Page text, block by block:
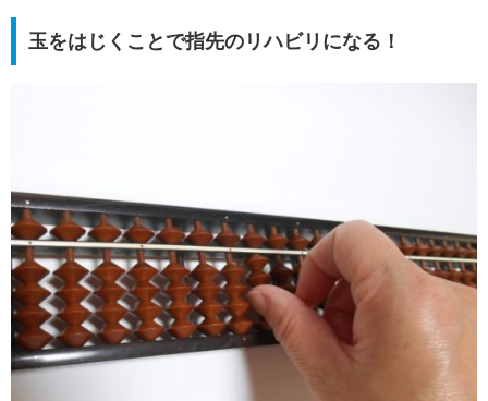
玉をはじくことで指先のリハビリになる！